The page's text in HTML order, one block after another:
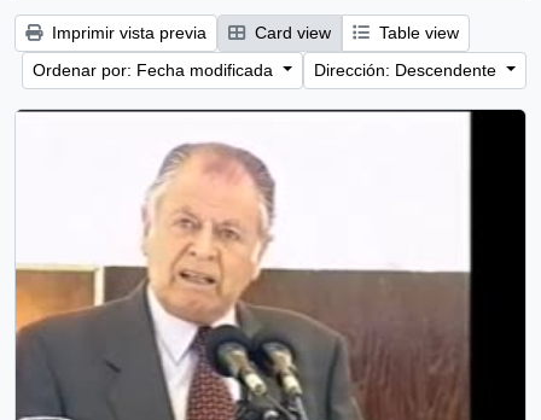
Imprimir vista previa Card view
Table view
Ordenar por: Fecha modificada
Dirección: Descendente